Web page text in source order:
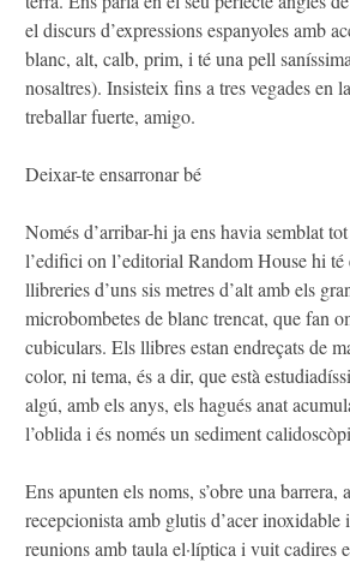
el discurs d’expressions espanyoles amb
blanc, alt, calb, prim, i té una pell
nosaltres). Insisteix fins a tres vegades en
treballar fuerte, amigo.
Deixar-te ensarronar bé
Només d’arribar-hi ja ens havia semblat
l’edifici on l’editorial Random House hi
llibreries d’uns sis metres d’alt amb els
microbombetes de blanc trencat, que fan
cubiculars. Els llibres estan endreçats de
color, ni tema, és a dir, que està
algú, amb els anys, els hagués anat
l’oblida i és només un sediment
Ens apunten els noms, s’obre una
recepcionista amb glutis d’acer
reunions amb taula el·líptica i vuit cadires